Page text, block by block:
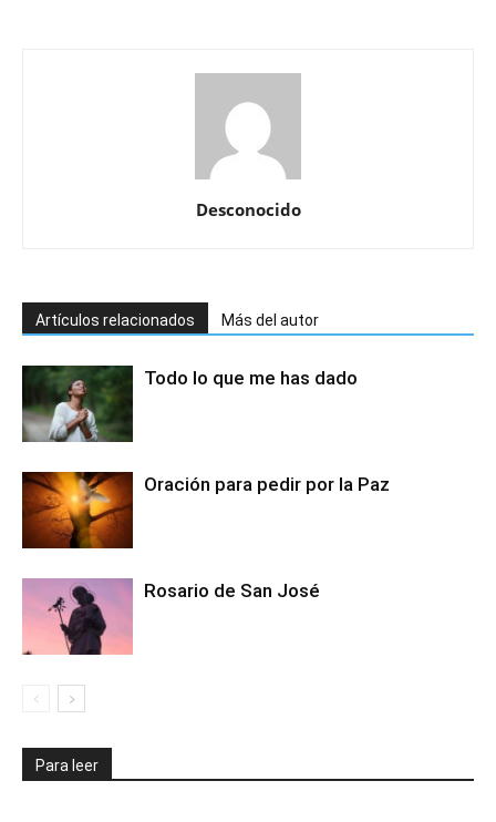
Desconocido
Artículos relacionados Más del autor
Todo lo que me has dado
Oración para pedir por la Paz
Rosario de San José
Para leer